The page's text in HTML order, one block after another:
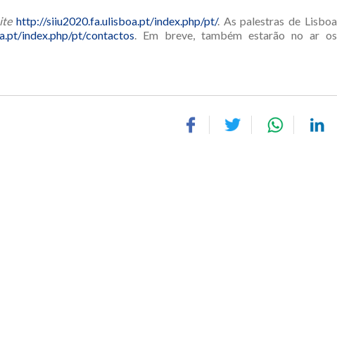
http://siiu2020.fa.ulisboa.pt/index.php/pt/. As palestras de Lisboa
index.php/pt/contactos . Em breve, também estarão no ar os